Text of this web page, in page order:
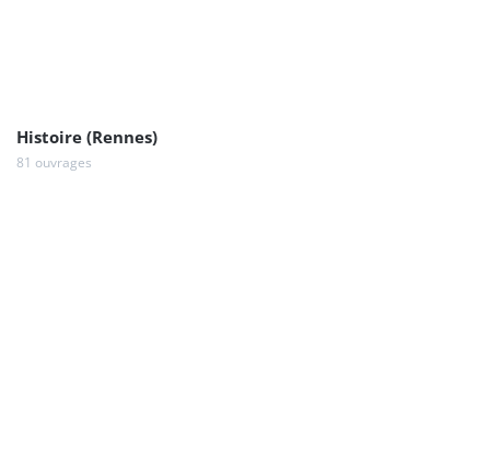
Histoire (Rennes)
81 ouvrages